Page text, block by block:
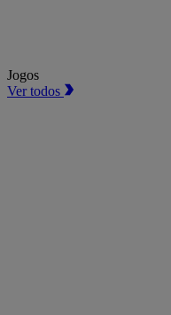
Jogos
Ver todos